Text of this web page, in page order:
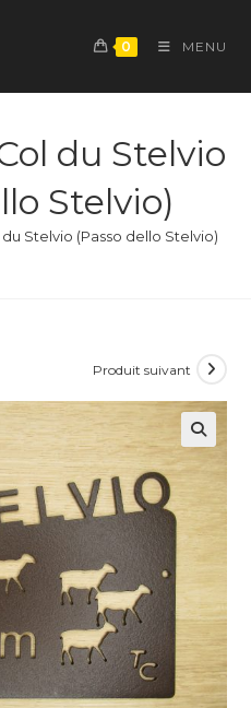
0 MENU
du Stelvio
Stelvio)
Stelvio (Passo dello Stelvio)
Produit suivant